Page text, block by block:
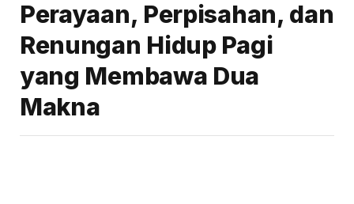
Perayaan, Perpisahan, dan
Renungan Hidup Pagi
yang Membawa Dua
Makna